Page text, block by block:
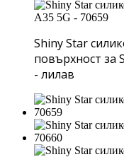
Shiny Star
повърхност за
- лилав